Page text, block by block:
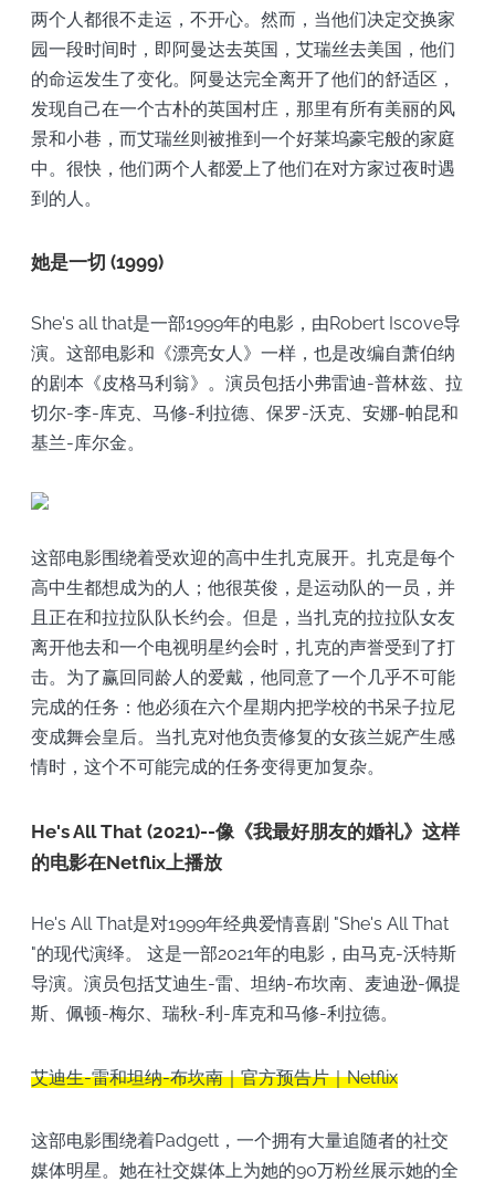
两个人都很不走运，不开心。然而，当他们决定交换家
园一段时间时，即阿曼达去英国，艾瑞丝去美国，他们
的命运发生了变化。阿曼达完全离开了他们的舒适区，
发现自己在一个古朴的英国村庄，那里有所有美丽的风
景和小巷，而艾瑞丝则被推到一个好莱坞豪宅般的家庭
中。很快，他们两个人都爱上了他们在对方家过夜时遇
到的人。
她是一切 (1999)
She's all that是一部1999年的电影，由Robert Iscove导
演。这部电影和《漂亮女人》一样，也是改编自萧伯纳
的剧本《皮格马利翁》。演员包括小弗雷迪-普林兹、拉
切尔-李-库克、马修-利拉德、保罗-沃克、安娜-帕昆和
基兰-库尔金。
这部电影围绕着受欢迎的高中生扎克展开。扎克是每个
高中生都想成为的人；他很英俊，是运动队的一员，并
且正在和拉拉队队长约会。但是，当扎克的拉拉队女友
离开他去和一个电视明星约会时，扎克的声誉受到了打
击。为了赢回同龄人的爱戴，他同意了一个几乎不可能
完成的任务：他必须在六个星期内把学校的书呆子拉尼
变成舞会皇后。当扎克对他负责修复的女孩兰妮产生感
情时，这个不可能完成的任务变得更加复杂。
He's All That (2021)--像《我最好朋友的婚礼》这样
的电影在Netflix上播放
He's All That是对1999年经典爱情喜剧 "She's All That
"的现代演绎。 这是一部2021年的电影，由马克-沃特斯
导演。演员包括艾迪生-雷、坦纳-布坎南、麦迪逊-佩提
斯、佩顿-梅尔、瑞秋-利-库克和马修-利拉德。
艾迪生-雷和坦纳-布坎南｜官方预告片｜Netflix
这部电影围绕着Padgett，一个拥有大量追随者的社交
媒体明星。她在社交媒体上为她的90万粉丝展示她的全